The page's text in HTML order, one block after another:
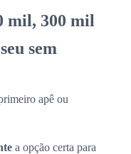
mil, 300 mil
sem
apê ou
a opção certa para